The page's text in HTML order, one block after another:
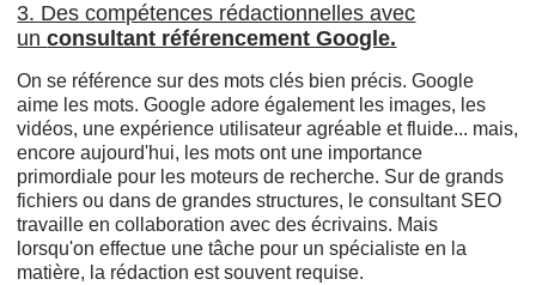
3. Des compétences rédactionnelles avec
unconsultant référencement Google.
On se référence sur des mots clés bien précis. Google
aime les mots. Google adore également les images, les
vidéos, une expérience utilisateur agréable et fluide... mais,
encore aujourd'hui, les mots ont une importance
primordiale pour les moteurs de recherche. Sur de grands
fichiers ou dans de grandes structures, le consultant SEO
travaille en collaboration avec des écrivains. Mais
lorsqu'on effectue une tâche pour un spécialiste en la
matière, la rédaction est souvent requise.